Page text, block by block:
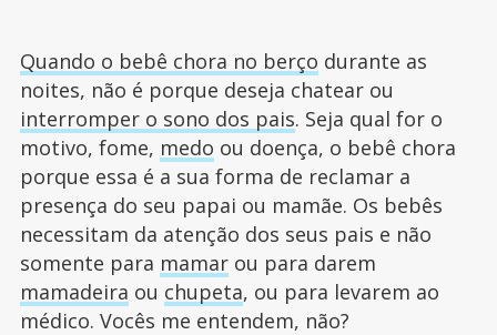
Quando o bebê chora no berço durante as
noites, não é porque deseja chatear ou
interromper o sono dos pais. Seja qual for o
motivo, fome, medo ou doença, o bebê chora
porque essa é a sua forma de reclamar a
presença do seu papai ou mamãe. Os bebês
necessitam da atenção dos seus pais e não
somente para mamarou para darem
mamadeira ou chupeta, ou para levarem ao
médico. Vocês me entendem, não?